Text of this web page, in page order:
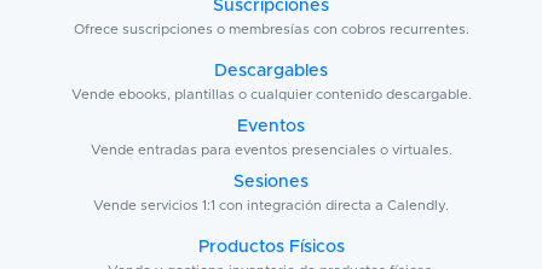
Suscripciones
Ofrece suscripciones o membresías con cobros recurrentes.
Descargables
Vende ebooks, plantillas o cualquier contenido descargable.
Eventos
Vende entradas para eventos presenciales o virtuales.
Sesiones
Vende servicios 1:1 con integración directa a Calendly.
Productos Físicos